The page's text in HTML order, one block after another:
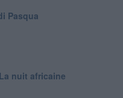
Pasqua
nuit africaine